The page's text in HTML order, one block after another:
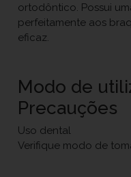
ortodôntico. Possui
perfeitamente aos
eficaz.
Modo de
Precauções
Uso dental
Verifique modo de